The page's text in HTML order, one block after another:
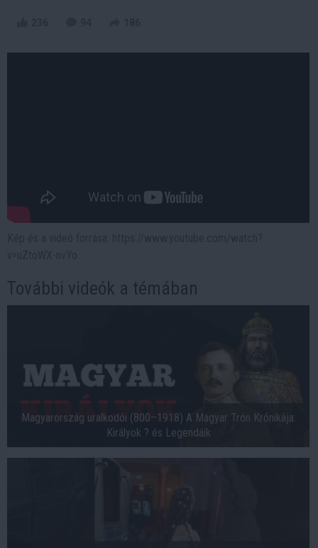
További videók a témában
Magyarország uralkodói (800–1918) A Magyar Trón Krónikája:
Királyok ? és Legendáik